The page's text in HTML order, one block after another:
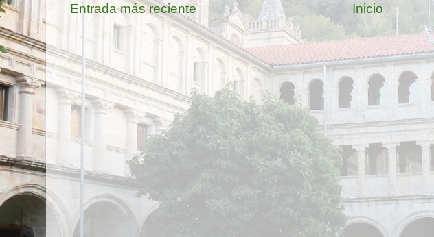
Entrada más reciente Inicio